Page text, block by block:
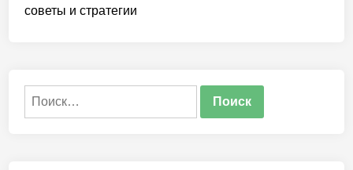
советы и стратегии
Найти: